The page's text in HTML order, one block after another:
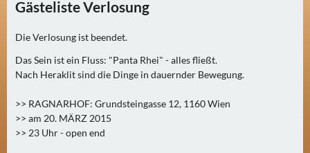
0
U
E
R
Gästeliste Verlosung
Die Verlosung ist beendet.
Das Sein ist ein Fluss: "Panta Rhei" - alles fließt.
Nach Heraklit sind die Dinge in dauernder Bewegung.
>> RAGNARHOF: Grundsteingasse 12, 1160 Wien
>> am 20. MÄRZ 2015
>> 23 Uhr - open end